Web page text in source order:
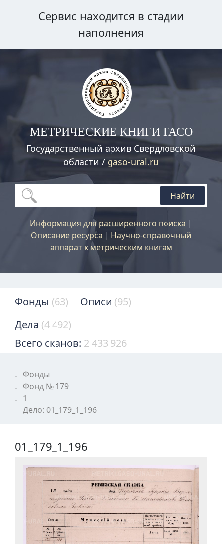
Сервис находится в стадии
наполнения
МЕТРИЧЕСКИЕ КНИГИ ГАСО
Государственный архив Свердловской
области / gaso-ural.ru
Найти
Информация для расширенного поиска |
Описание ресурса | Научно-справочный
аппарат к метрическим книгам
Фонды (63) Описи (95)
Дела (4 492)
Всего сканов: 2 433 926
Фонды
Фонд № 179
1
Дело: 01_179_1_196
01_179_1_196